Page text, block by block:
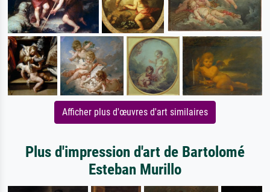
Afficher plus d'œuvres d'art similaires
Plus d'impression d'art de Bartolomé
Esteban Murillo